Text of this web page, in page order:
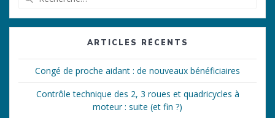
:
ARTICLES RÉCENTS
Congé de proche aidant : de nouveaux bénéficiaires
Contrôle technique des 2, 3 roues et quadricycles à
moteur : suite (et fin ?)